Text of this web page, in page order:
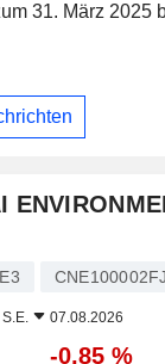
31. März 2025
07.08.2026
-0,85 %